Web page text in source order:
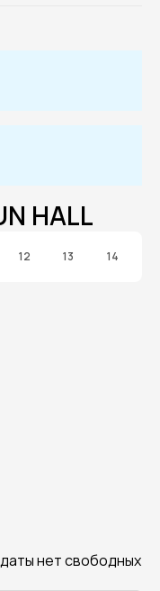
HALL
12 13 14
нет свободных